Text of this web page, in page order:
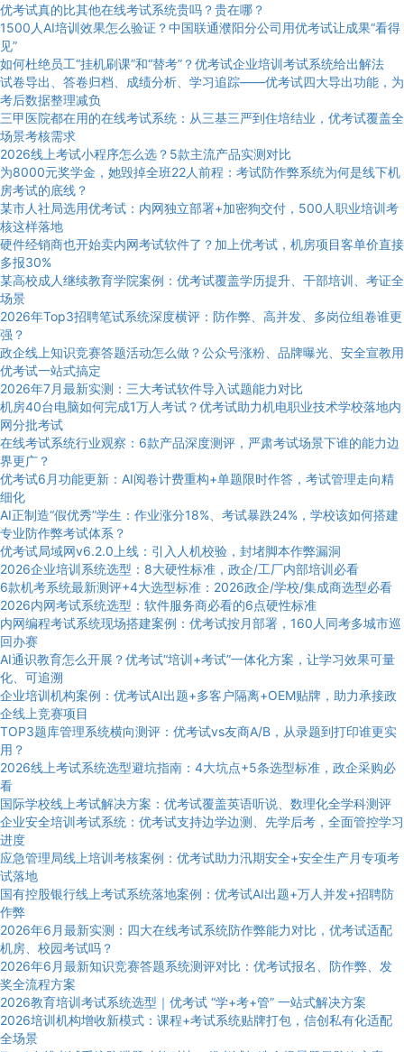
优考试真的比其他在线考试系统贵吗？贵在哪？
1500人AI培训效果怎么验证？中国联通濮阳分公司用优考试让成果“看得
见”
如何杜绝员工“挂机刷课”和“替考”？优考试企业培训考试系统给出解法
试卷导出、答卷归档、成绩分析、学习追踪——优考试四大导出功能，为
考后数据整理减负
三甲医院都在用的在线考试系统：从三基三严到住培结业，优考试覆盖全
场景考核需求
2026线上考试小程序怎么选？5款主流产品实测对比
为8000元奖学金，她毁掉全班22人前程：考试防作弊系统为何是线下机
房考试的底线？
某市人社局选用优考试：内网独立部署+加密狗交付，500人职业培训考
核这样落地
硬件经销商也开始卖内网考试软件了？加上优考试，机房项目客单价直接
多报30%
某高校成人继续教育学院案例：优考试覆盖学历提升、干部培训、考证全
场景
2026年Top3招聘笔试系统深度横评：防作弊、高并发、多岗位组卷谁更
强？
政企线上知识竞赛答题活动怎么做？公众号涨粉、品牌曝光、安全宣教用
优考试一站式搞定
2026年7月最新实测：三大考试软件导入试题能力对比
机房40台电脑如何完成1万人考试？优考试助力机电职业技术学校落地内
网分批考试
在线考试系统行业观察：6款产品深度测评，严肃考试场景下谁的能力边
界更广？
优考试6月功能更新：AI阅卷计费重构+单题限时作答，考试管理走向精
细化
AI正制造“假优秀”学生：作业涨分18%、考试暴跌24%，学校该如何搭建
专业防作弊考试体系？
优考试局域网v6.2.0上线：引入人机校验，封堵脚本作弊漏洞
2026企业培训系统选型：8大硬性标准，政企/工厂内部培训必看
6款机考系统最新测评+4大选型标准：2026政企/学校/集成商选型必看
2026内网考试系统选型：软件服务商必看的6点硬性标准
内网编程考试系统现场搭建案例：优考试按月部署，160人同考多城市巡
回办赛
AI通识教育怎么开展？优考试“培训+考试”一体化方案，让学习效果可量
化、可追溯
企业培训机构案例：优考试AI出题+多客户隔离+OEM贴牌，助力承接政
企线上竞赛项目
TOP3题库管理系统横向测评：优考试vs友商A/B，从录题到打印谁更实
用？
2026线上考试系统选型避坑指南：4大坑点+5条选型标准，政企采购必
看
国际学校线上考试解决方案：优考试覆盖英语听说、数理化全学科测评
企业安全培训考试系统：优考试支持边学边测、先学后考，全面管控学习
进度
应急管理局线上培训考核案例：优考试助力汛期安全+安全生产月专项考
试落地
国有控股银行线上考试系统落地案例：优考试AI出题+万人并发+招聘防
作弊
2026年6月最新实测：四大在线考试系统防作弊能力对比，优考试适配
机房、校园考试吗？
2026年6月最新知识竞赛答题系统测评对比：优考试报名、防作弊、发
奖全流程方案
2026教育培训考试系统选型｜优考试 “学+考+管” 一站式解决方案
2026培训机构增收新模式：课程+考试系统贴牌打包，信创私有化适配
全场景